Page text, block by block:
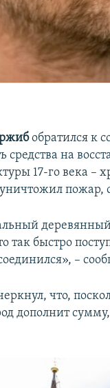
обратился к
средства на
17-го века –
пожар,
так быстро
–
что,
дополнит